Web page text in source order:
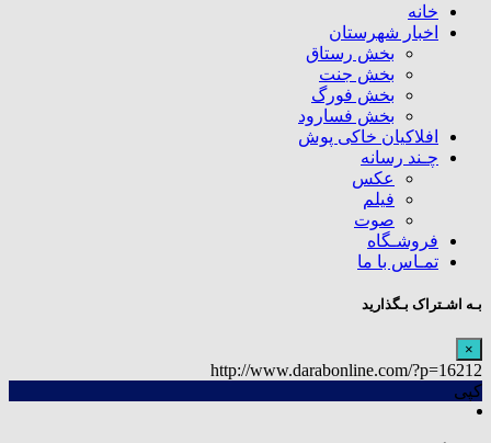
خانه
اخبار شهرستان
بخش رستاق
بخش جنت
بخش فورگ
بخش فسارود
افلاکیان خاکی پوش
چـند رسانه
عکس
فیلم
صوت
فروشـگاه
تمـاس با ما
بـه اشـتراک بـگذارید
×
http://www.darabonline.com/?p=16212
کپی